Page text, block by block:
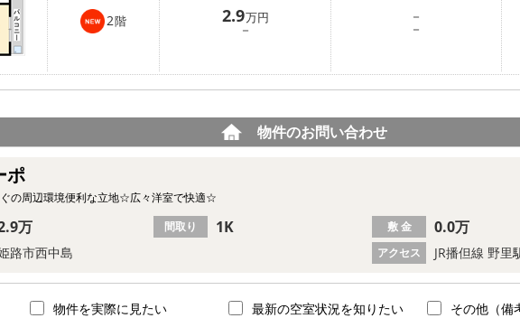
2階 2.9万円
－
－
－
物件のお問い合わせ
ポ
の周辺環境便利な立地☆広々洋室で快適☆
路市西中島 アクセス JR播但線 野里
万 間取り 1K 敷 金 0.0万
物件を実際に見たい 最新の空室状況を知りたい その他（備